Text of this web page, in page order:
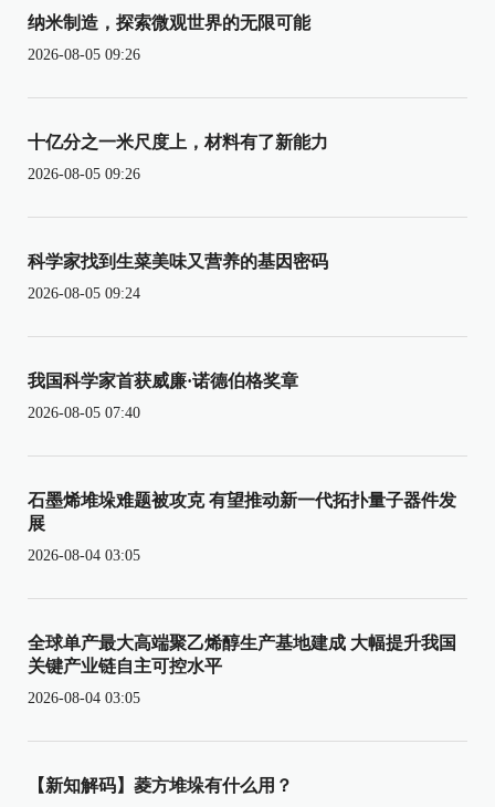
纳米制造，探索微观世界的无限可能
2026-08-05 09:26
十亿分之一米尺度上，材料有了新能力
2026-08-05 09:26
科学家找到生菜美味又营养的基因密码
2026-08-05 09:24
我国科学家首获威廉·诺德伯格奖章
2026-08-05 07:40
石墨烯堆垛难题被攻克 有望推动新一代拓扑量子器件发
展
2026-08-04 03:05
全球单产最大高端聚乙烯醇生产基地建成 大幅提升我国
关键产业链自主可控水平
2026-08-04 03:05
【新知解码】菱方堆垛有什么用？